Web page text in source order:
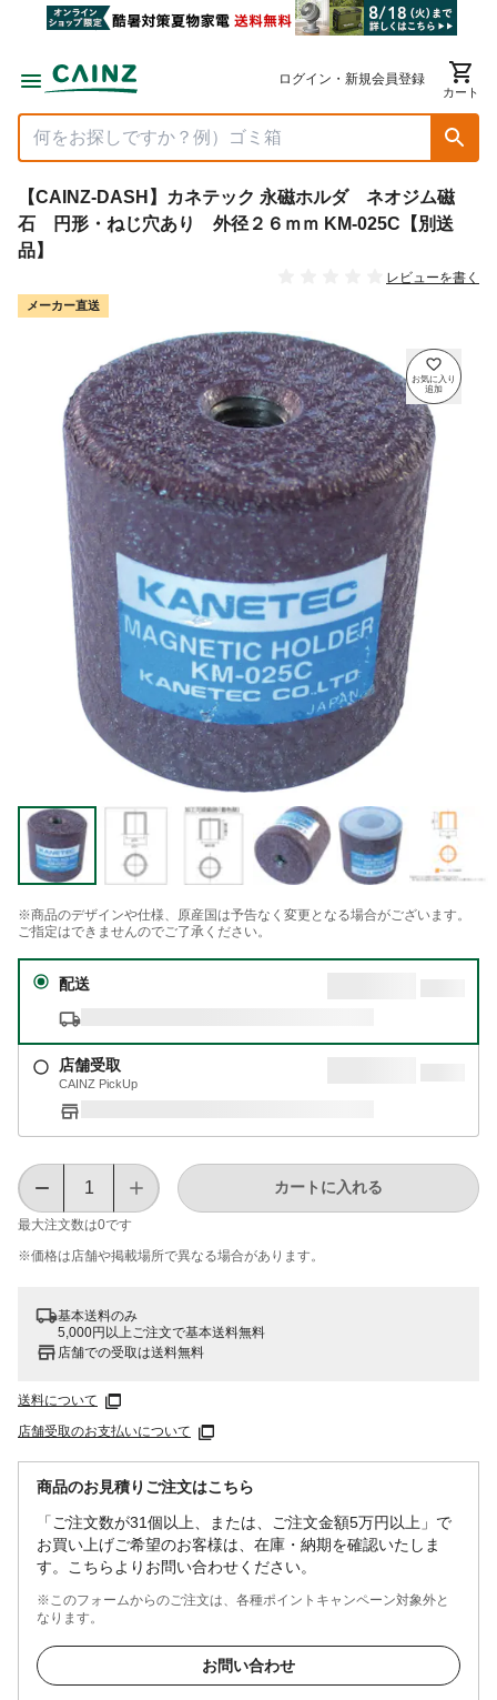
ログイン・新規会員登録
カート
【CAINZ-DASH】カネテック 永磁ホルダ ネオジム磁
石 円形・ねじ穴あり 外径２６ｍｍ KM-025C【別送
品】
レビューを書く
メーカー直送
※商品のデザインや仕様、原産国は予告なく変更となる場合がございます。
ご指定はできませんのでご了承ください。
配送
店舗受取
CAINZ PickUp
最大注文数は0です
カートに入れる
※価格は​店舗や​掲載場所で​異なる​場合が​あります。
基本送料のみ
5,000円以上ご注文で基本送料無料
店舗での受取は送料無料
送料について
店舗受取のお支払いについて
商品のお見積りご注文はこちら
「ご注文数が31個以上、または、ご注文金額5万円以上」で
お買い上げご希望のお客様は、在庫・納期を確認いたしま
す。こちらよりお問い合わせください。
※このフォームからのご注文は、各種ポイントキャンペーン対象外と
なります。
お問い合わせ